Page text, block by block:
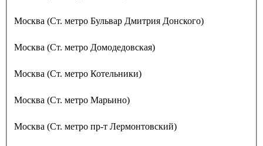
Москва (Ст. метро Бульвар Дмитрия Донского)
Москва (Ст. метро Домодедовская)
Москва (Ст. метро Котельники)
Москва (Ст. метро Марьино)
Москва (Ст. метро пр-т Лермонтовский)